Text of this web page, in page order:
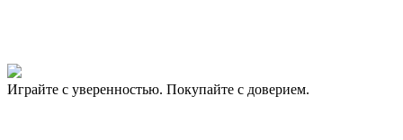
Играйте с уверенностью. Покупайте с доверием.